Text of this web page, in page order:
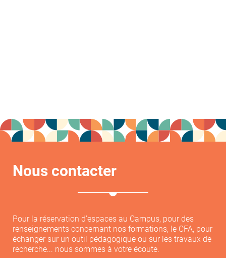
Nous contacter
Pour la réservation d'espaces au Campus, pour des
renseignements concernant nos formations, le CFA, pour
échanger sur un outil pédagogique ou sur les travaux de
recherche... nous sommes à votre écoute.